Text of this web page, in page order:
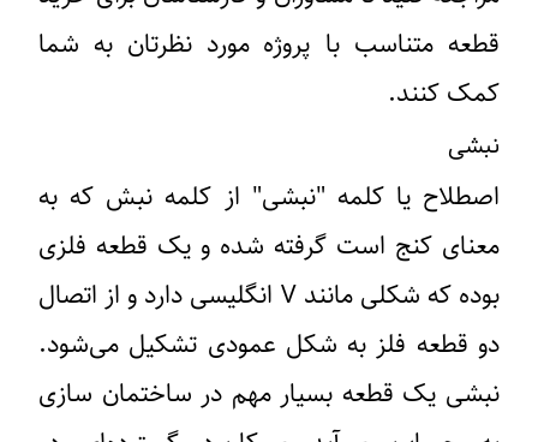
قطعه متناسب با پروژه‌ مورد نظرتان به شما
کمک کنند.
نبشی
اصطلاح یا کلمه "نبشی" از کلمه نبش که به
معنای کنج است گرفته شده و یک قطعه فلزی
بوده که شکلی مانند V انگلیسی دارد و از اتصال
دو قطعه فلز به شکل عمودی تشکیل می‌شود.
نبشی یک قطعه بسیار مهم در ساختمان سازی